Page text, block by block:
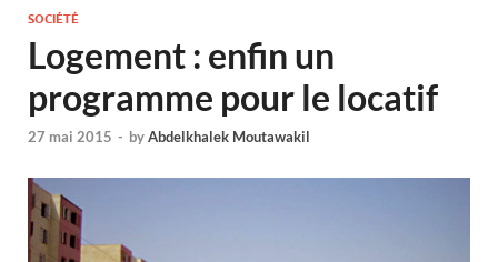
SOCIÉTÉ
Logement : enfin un
programme pour le locatif
27 mai 2015 - byAbdelkhalek Moutawakil